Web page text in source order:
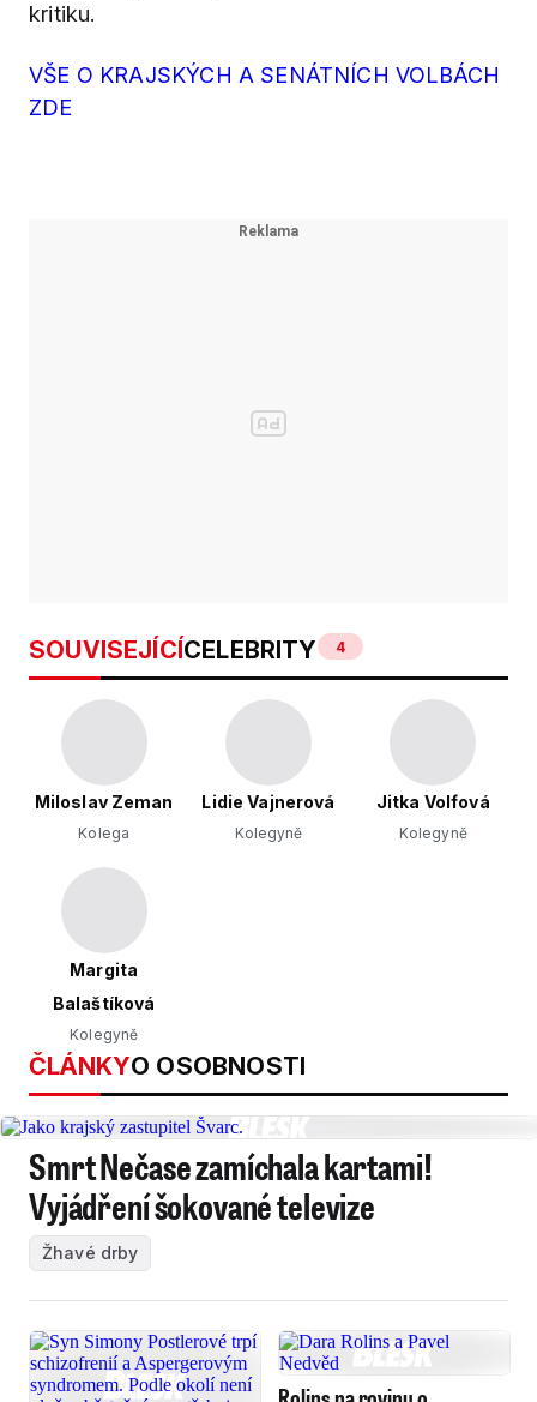
kritiku.
VŠE O KRAJSKÝCH A SENÁTNÍCH VOLBÁCH
ZDE
SOUVISEJÍCÍCELEBRITY 4
Miloslav Zeman
Kolega
Lidie Vajnerová
Kolegyně
Jitka Volfová
Kolegyně
Margita
Balaštíková
Kolegyně
ČLÁNKYO OSOBNOSTI
Smrt Nečase zamíchala kartami!
Vyjádření šokované televize
Žhavé drby